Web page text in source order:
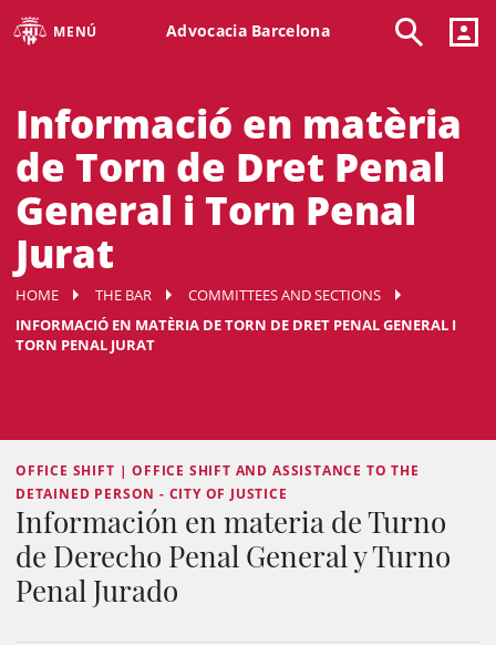
MENÚ Advocacia Barcelona
Informació en matèria
de Torn de Dret Penal
General i Torn Penal
Jurat
HOME THE BAR
COMMITTEES AND SECTIONS
INFORMACIÓ EN MATÈRIA DE TORN DE DRET PENAL GENERAL I
TORN PENAL JURAT
OFFICE SHIFT | OFFICE SHIFT AND ASSISTANCE TO THE
DETAINED PERSON - CITY OF JUSTICE
Información en materia de Turno
de Derecho Penal General y Turno
Penal Jurado